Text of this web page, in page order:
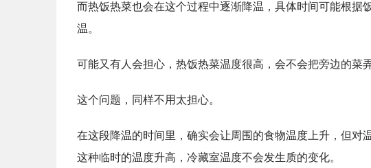
而热饭热菜也会在这个过程中逐渐降温，具体时间可能根据
温。
可能又有人会担心，热饭热菜温度很高，会不会把旁边的菜
这个问题，同样不用太担心。
在这段降温的时间里，确实会让周围的食物温度上升，但对
这种临时的温度升高，冷藏室温度不会发生质的变化。